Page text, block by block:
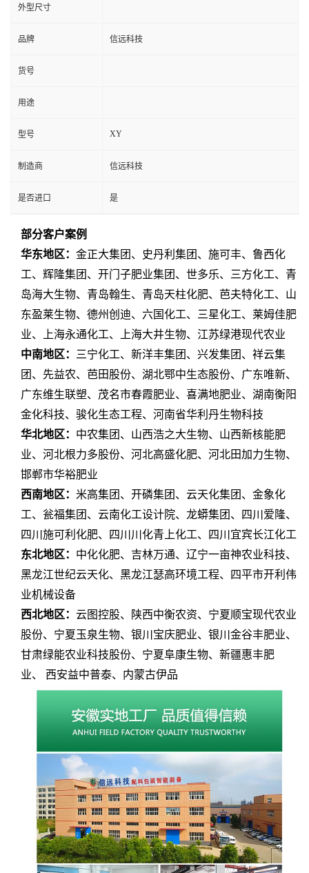
外型尺寸
品牌 信远科技
货号
用途
型号 XY
制造商 信远科技
是否进口 是
部分客户案例
华东地区： 金正大集团、史丹利集团、施可丰、鲁西化
工、辉隆集团、开门子肥业集团、世多乐、三方化工、青
岛海大生物、青岛翰生、青岛天柱化肥、芭夫特化工、山
东盈莱生物、德州创迪、六国化工、三星化工、莱姆佳肥
业、上海永通化工、上海大井生物、江苏绿港现代农业
中南地区：
三宁化工、新洋丰集团、兴发集团、祥云集
团、先益农、芭田股份、湖北鄂中生态股份、广东唯新、
广东维生联塑、茂名市春霞肥业、喜满地肥业、湖南衡阳
金化科技、骏化生态工程、河南省华利丹生物科技
华北地区： 中农集团、山西浩之大生物、山西新核能肥
业、河北根力多股份、河北高盛化肥、河北田加力生物、
邯郸市华裕肥业
西南地区： 米高集团、开磷集团、云天化集团、金象化
工、瓮福集团、云南化工设计院、龙蟒集团、四川爱隆、
四川施可利化肥、四川川化青上化工、四川宜宾长江化工
东北地区： 中化化肥、吉林万通、辽宁一亩神农业科技、
黑龙江世纪云天化、黑龙江瑟高环境工程、四平市开利伟
业机械设备
西北地区： 云图控股、陕西中衡农资、宁夏顺宝现代农业
股份、宁夏玉泉生物、银川宝庆肥业、银川金谷丰肥业、
甘肃绿能农业科技股份、宁夏阜康生物、新疆惠丰肥
业、 西安益中普泰、内蒙古伊品